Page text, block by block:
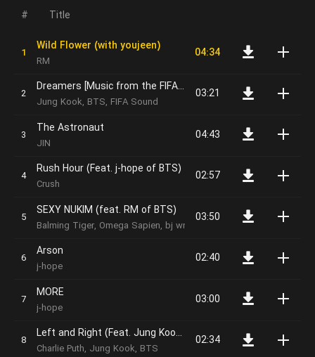
Title
Wild Flower (with youjeen)
RM
04:34
Dreamers [Music from the FIFA World Cup Qatar 2022 Official Soundtrack]
Jung Kook, BTS, FIFA Sound
03:21
The Astronaut
JIN
04:43
Rush Hour (Feat. j-hope of BTS)
Crush
02:57
SEXY NUKIM (feat. RM of BTS)
Balming Tiger, Omega Sapien, bj wnjn, Mudd the student, RM
03:50
Arson
j-hope
02:40
MORE
j-hope
03:00
Left and Right (Feat. Jung Kook of BTS)
Charlie Puth, Jung Kook, BTS
02:34